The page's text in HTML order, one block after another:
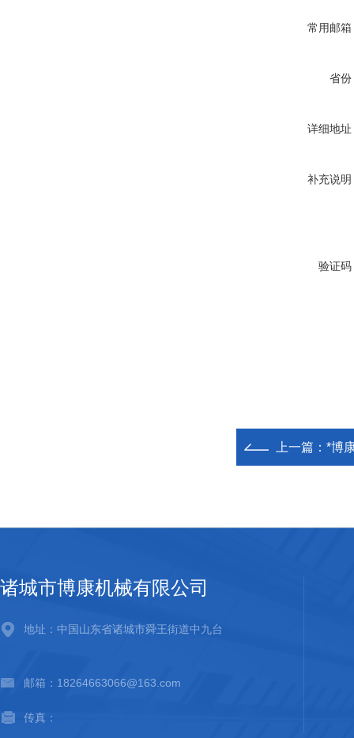
常用邮箱
省份
详细地址
补充说明
验证码
上一篇： *博
诸城市博康机械有限公司
地址：中国山东省诸城市舜王街道中九台
邮箱：18264663066@163.com
传真：